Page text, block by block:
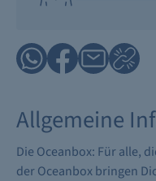
Allgemeine
Die Oceanbox: Für alle,
der Oceanbox bringen